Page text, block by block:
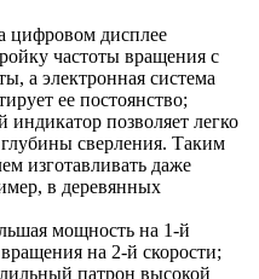
цифровом дисплее
частоты вращения с
а электронная система
ее постоянство;
позволяет легко
сверления. Таким
изготавливать даже
в деревянных
мощность на 1-й
на 2-й скорости;
патрон высокой